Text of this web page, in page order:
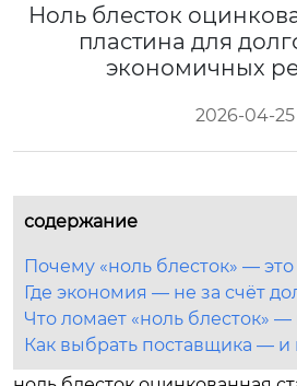
Ноль блесток
пластина для
экономичных
2026-04-25
содержание
Почему «ноль блесток» — это
Где экономия — не за счёт
Что ломает «ноль блесток» —
Как выбрать поставщика — и